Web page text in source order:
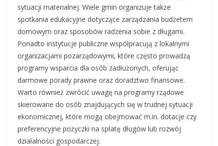
sytuacji materialnej. Wiele gmin organizuje także
spotkania edukacyjne dotyczące zarządzania budżetem
domowym oraz sposobów radzenia sobie z długami.
Ponadto instytucje publiczne współpracują z lokalnymi
organizacjami pozarządowymi, które często prowadzą
programy wsparcia dla osób zadłużonych, oferując
darmowe porady prawne oraz doradztwo finansowe.
Warto również zwrócić uwagę na programy rządowe
skierowane do osób znajdujących się w trudnej sytuacji
ekonomicznej, które mogą obejmować m.in. dotacje czy
preferencyjne pożyczki na spłatę długów lub rozwój
działalności gospodarczej.